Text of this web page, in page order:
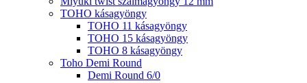
TOHO kásagyöngy
TOHO 11 kásagyöngy
TOHO 15 kásagyöngy
TOHO 8 kásagyöngy
Toho Demi Round
Demi Round 6/0